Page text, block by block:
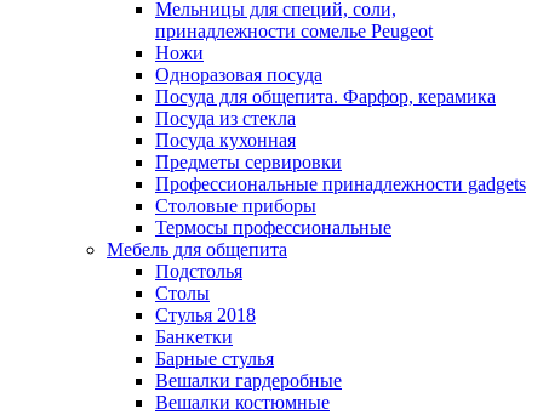
Мельницы для специй, соли,
принадлежности сомелье Peugeot
Ножи
Одноразовая посуда
Посуда для общепита. Фарфор, керамика
Посуда из стекла
Посуда кухонная
Предметы сервировки
Профессиональные принадлежности gadgets
Столовые приборы
Термосы профессиональные
Мебель для общепита
Подстолья
Столы
Стулья 2018
Банкетки
Барные стулья
Вешалки гардеробные
Вешалки костюмные